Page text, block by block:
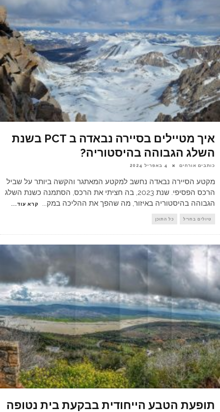
איך מטיילים בסיירה נבאדה ב PCT בשנת
השלג הגבוהה בהיסטוריה?
כותבים אורחים 4 באפריל 2024
מקטע הסיירה נבאדה נחשב למקטע המאתגר והקשה ביותר על שביל
הרכס הפסיפי. שנת 2023, בה חציתי את הרכס, הסתמנה כשנת השלג
הגבוהה בהיסטוריה באיזור, מה שהפך את ההליכה במק... קרא עוד...
טיולים בחו"ל כל התוכן
תופעת הטבע הייחודית בבקעת בית נטופה